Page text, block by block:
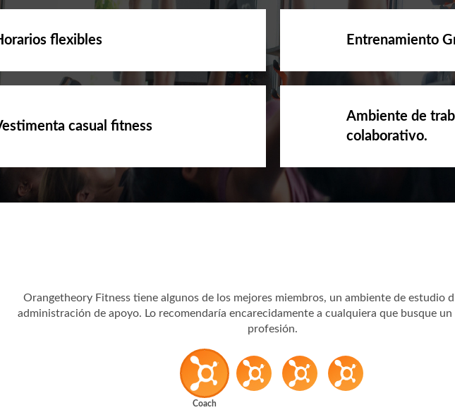
flexibles Entrenamiento
casual fitness
Ambiente de
colaborativo.
Orangetheory Fitness tiene algunos de los mejores miembros, un ambiente de estudio
administración de apoyo. Lo recomendaría encarecidamente a cualquiera que busque
profesión.
Coach